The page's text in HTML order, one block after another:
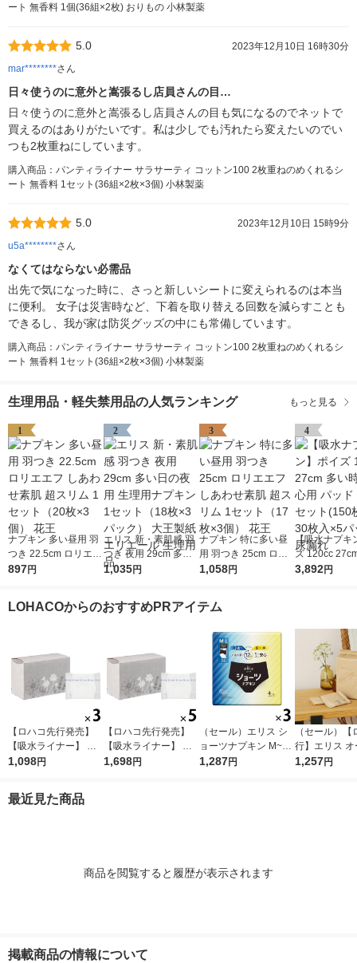
ート 無香料 1個(36組×2枚) おりもの 小林製薬
5.0
2023年12月10日 16時30分
mar********さん
日々使うのに意外と嵩張るし店員さんの目…
日々使うのに意外と嵩張るし店員さんの目も気になるのでネットで
買えるのはありがたいです。私は少しでも汚れたら変えたいのでい
つも2枚重ねにしています。
購入商品：パンティライナー サラサーティ コットン100 2枚重ねのめくれるシ
ート 無香料 1セット(36組×2枚×3個) 小林製薬
5.0
2023年12月10日 15時9分
u5a********さん
なくてはならない必需品
出先で気になった時に、さっと新しいシートに変えられるのは本当
に便利。 女子は災害時など、下着を取り替える回数を減らすことも
できるし、我が家は防災グッズの中にも常備しています。
購入商品：パンティライナー サラサーティ コットン100 2枚重ねのめくれるシ
ート 無香料 1セット(36組×2枚×3個) 小林製薬
生理用品・軽失禁用品の人気ランキング もっと見る
1
ナプキン 多い昼用 羽
つき 22.5cm ロリエエ
フ しあわせ素肌 超ス
897円
2
エリス 新・素肌感 羽
つき 夜用 29cm 多い
日の夜用 生理用ナプ
エリエール 生理用品
1,035円
3
ナプキン 特に多い昼
用 羽つき 25cm ロリ
エエフ しあわせ素肌
1,058円
4
【吸水ナプキ
ズ 120cc
も安心用 パッ
3,892円
LOHACOからのおすすめPRアイテム
【ロハコ先行発売】
【吸水ライナー】 ポ
イズ 10cc 17.5cm 無
入×3パック) 限定
1,098円
【ロハコ先行発売】
【吸水ライナー】 ポ
イズ 10cc 17.5cm 無
1,698円
（セール）エリス シ
ョーツナプキン M~L
昼・夜 長時間用 ブラ
1,287円
（セール）【
行】エリス オ
ックコットン
1,257円
最近見た商品
商品を閲覧すると履歴が表示されます
掲載商品の情報について